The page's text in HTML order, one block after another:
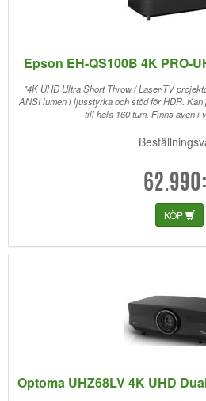
Epson EH-QS100B 4K PRO-
"4K UHD Ultra Short Throw / Laser-TV
ANSI lumen i ljusstyrka och stöd för HDR.
till hela 160 tum. Finns även i
KÖP
Optoma UHZ68LV 4K UHD